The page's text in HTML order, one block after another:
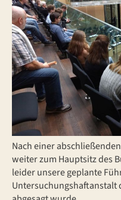
Nach einer
weiter zum Hauptsitz des
leider unsere geplante
Untersuchungshaftanstalt